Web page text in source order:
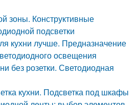
зоны. Конструктивные
подсветки
кухни лучше. Предназначение
освещения
без розетки. Светодиодная
кухни. Подсветка под шкафы